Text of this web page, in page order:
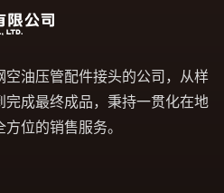
空油压管配件接头的公司，从样
完成最终成品，秉持一贯化在地
位的销售服务。